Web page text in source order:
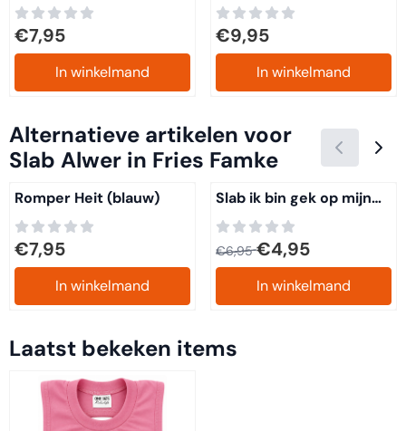
Prijs: 7,95
€7,95
In winkelmand
Prijs: 9,95
€9,95
In winkelmand
Alternatieve artikelen voor
Slab Alwer in Fries Famke
Romper Heit (blauw)
Prijs: 7,95
€7,95
In winkelmand
Slab ik bin gek op mijn
Pake
Van 6,95 voor 4,95
€6,95€4,95
In winkelmand
Laatst bekeken items